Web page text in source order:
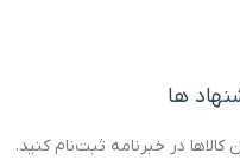
ها
در خبرنامه ثبت‌نام کنید.